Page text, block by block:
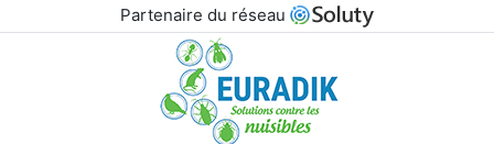
Partenaire du réseau